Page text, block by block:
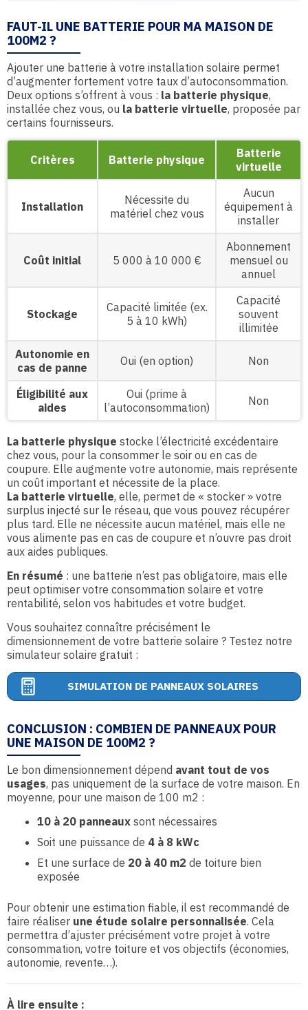
FAUT-IL UNE BATTERIE POUR MA MAISON DE
100M2 ?
Ajouter une batterie à votre installation solaire permet
d’augmenter fortement votre taux d’autoconsommation.
Deux options s’offrent à vous : la batterie physique,
installée chez vous, ou la batterie virtuelle, proposée par
certains fournisseurs.
Critères Batterie physique
Batterie
virtuelle
Installation
Nécessite du
matériel chez vous
Aucun
équipement à
installer
Coût initial 5 000 à 10 000 €
Abonnement
mensuel ou
annuel
Stockage
Capacité limitée (ex.
5 à 10 kWh)
Capacité
souvent
illimitée
Autonomie en
cas de panne
Oui (en option) Non
Éligibilité aux
aides
Oui (prime à
l’autoconsommation)
Non
La batterie physique stocke l’électricité excédentaire
chez vous, pour la consommer le soir ou en cas de
coupure. Elle augmente votre autonomie, mais représente
un coût important et nécessite de la place.
La batterie virtuelle, elle, permet de « stocker » votre
surplus injecté sur le réseau, que vous pouvez récupérer
plus tard. Elle ne nécessite aucun matériel, mais elle ne
vous alimente pas en cas de coupure et n’ouvre pas droit
aux aides publiques.
En résumé : une batterie n’est pas obligatoire, mais elle
peut optimiser votre consommation solaire et votre
rentabilité, selon vos habitudes et votre budget.
Vous souhaitez connaître précisément le
dimensionnement de votre batterie solaire ? Testez notre
simulateur solaire gratuit :
SIMULATION DE PANNEAUX SOLAIRES
CONCLUSION : COMBIEN DE PANNEAUX POUR
UNE MAISON DE 100M2 ?
Le bon dimensionnement dépend avant tout de vos
usages, pas uniquement de la surface de votre maison. En
moyenne, pour une maison de 100 m2 :
10 à 20 panneaux sont nécessaires
Soit une puissance de 4 à 8 kWc
Et une surface de 20 à 40 m2 de toiture bien
exposée
Pour obtenir une estimation fiable, il est recommandé de
faire réaliser une étude solaire personnalisée. Cela
permettra d’ajuster précisément votre projet à votre
consommation, votre toiture et vos objectifs (économies,
autonomie, revente…).
À lire ensuite :